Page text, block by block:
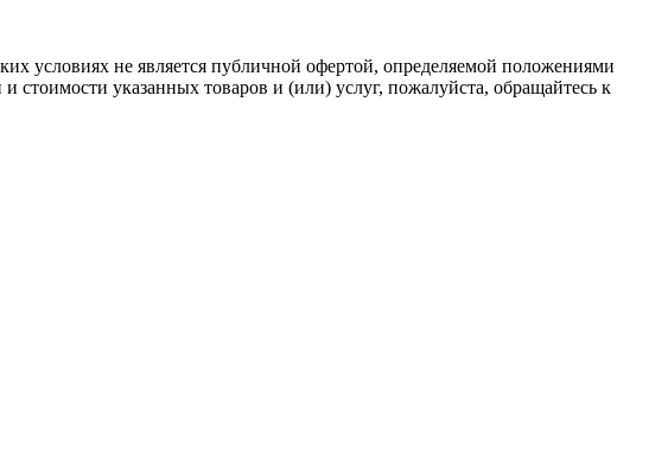
условиях не является публичной офертой, определяемой положениями
указанных товаров и (или) услуг, пожалуйста, обращайтесь к